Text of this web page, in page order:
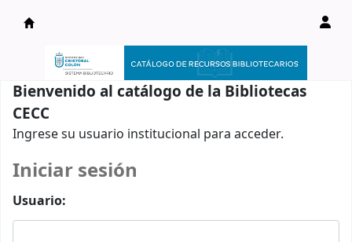
Catálogo en línea
Bienvenido al catálogo de la Bibliotecas
CECC
Ingrese su usuario institucional para acceder.
Iniciar sesión
Usuario: